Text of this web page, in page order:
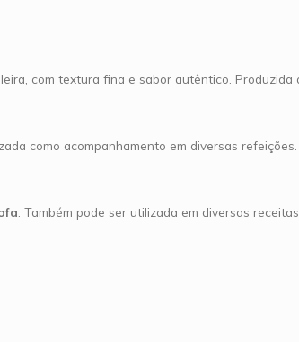
com textura fina e sabor autêntico.
como acompanhamento em diversas
. Também pode ser utilizada em diversas